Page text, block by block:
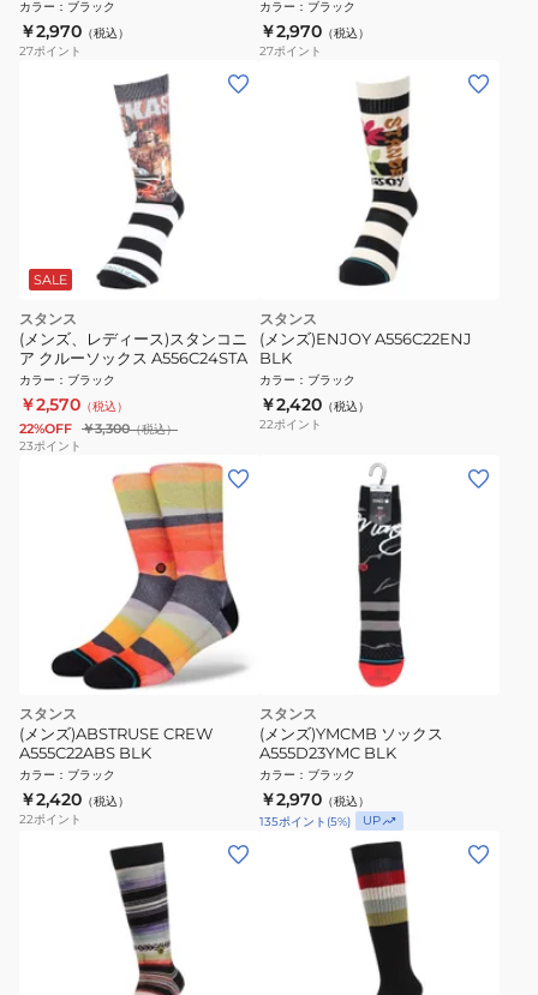
カラー ： ブラック
￥2,970 （税込）
27ポイント
カラー ： ブラック
￥2,970 （税込）
27ポイント
SALE
スタンス
(メンズ、レディース)スタンコニ
ア クルーソックス A556C24STA
カラー ： ブラック
￥2,570 （税込）
22%OFF ￥3,300（税込）
23ポイント
スタンス
(メンズ)ENJOY A556C22ENJ
BLK
カラー ： ブラック
￥2,420 （税込）
22ポイント
スタンス
(メンズ)ABSTRUSE CREW
A555C22ABS BLK
カラー ： ブラック
￥2,420 （税込）
22ポイント
スタンス
(メンズ)YMCMB ソックス
A555D23YMC BLK
カラー ： ブラック
￥2,970 （税込）
135ポイント (5%) UP